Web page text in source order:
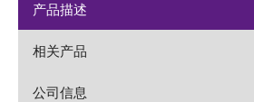
产品描述
相关产品
公司信息